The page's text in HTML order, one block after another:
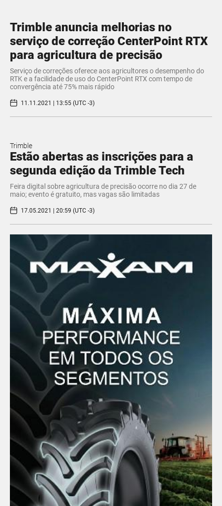
Trimble anuncia melhorias no
serviço de correção CenterPoint RTX
para agricultura de precisão
Serviço de correções oferece aos agricultores o desempenho do
RTK e a facilidade de uso do CenterPoint RTX com tempo de
convergência até 75% mais rápido
11.11.2021 | 13:55 (UTC -3)
Trimble
Estão abertas as inscrições para a
segunda edição da Trimble Tech
Feira digital sobre agricultura de precisão ocorre no dia 27 de
maio; evento é gratuito, mas vagas são limitadas
17.05.2021 | 20:59 (UTC -3)